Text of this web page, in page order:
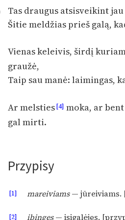
Ręce pełne poezji
Kolekcje edukacyjne
do domeny publicznej,
lektur szkolnych oraz
Starego Testamentu
Szkoła Poezji Wolnych
Lektur
Kontakt
Tas draugus atsisveikint
Šitie meldžias prieš galą,
Vienas keleivis, širdį
graužė,
Taip sau manė: laimingas,
Ar melsties[4] moka, ar
gal mirti.
Przypisy
[1] mareiviams— jūreiviams.
[2] įbingęs— įsigalėjęs.